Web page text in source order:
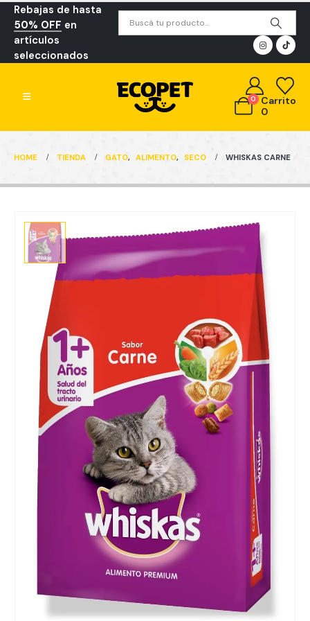
Rebajas de hasta
50% OFF en
artículos
seleccionados
0
Carrito
0
HOME TIENDA GATO, ALIMENTO, SECO WHISKAS CARNE